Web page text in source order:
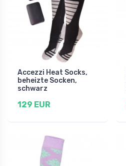
Accezzi Heat Socks,
beheizte Socken,
schwarz
129 EUR